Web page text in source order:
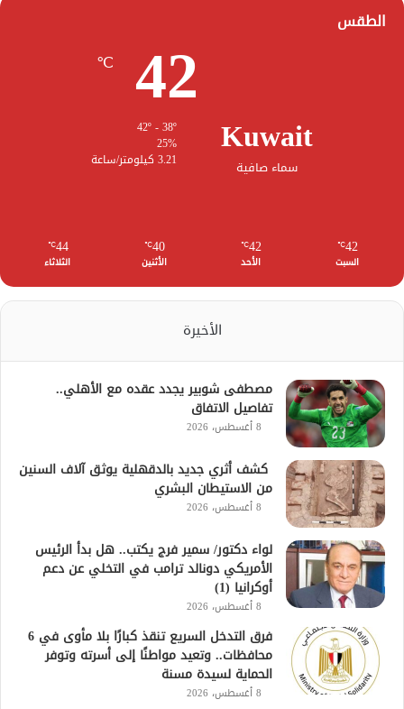
الطقس
Kuwait
سماء صافية
42
℃
25%
3.21 كيلومتر/ساعة
42
℃
السبت
42
℃
الأحد
40
℃
الأثنين
44
℃
الثلاثاء
الأخيرة
مصطفى شوبير يجدد عقده مع الأهلي..
تفاصيل الاتفاق
8 أغسطس، 2026
كشف أثري جديد بالدقهلية يوثق آلاف السنين
من الاستيطان البشري
8 أغسطس، 2026
لواء دكتور/ سمير فرج يكتب.. هل بدأ الرئيس
الأمريكي دونالد ترامب في التخلي عن دعم
أوكرانيا (1)
8 أغسطس، 2026
فرق التدخل السريع تنقذ كبارًا بلا مأوى في 6
محافظات.. وتعيد مواطنًا إلى أسرته وتوفر
الحماية لسيدة مسنة
8 أغسطس، 2026